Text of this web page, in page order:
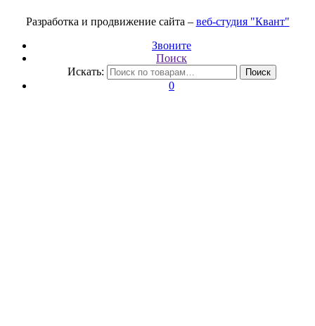
Разработка и продвижение сайта – веб-студия "Квант"
Звоните
Поиск
Искать:
Поиск
0